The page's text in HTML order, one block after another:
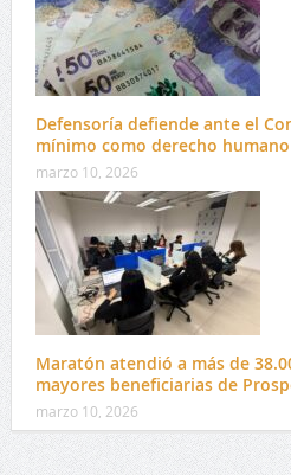
Defensoría defiende ante el
mínimo como derecho
marzo 10, 2026
Maratón atendió a más de
mayores beneficiarias de
marzo 10, 2026